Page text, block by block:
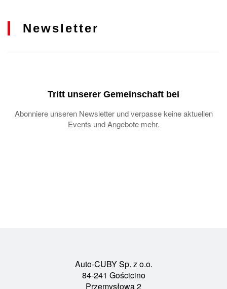
Newsletter
Tritt unserer Gemeinschaft bei
Abonniere unseren Newsletter und verpasse keine aktuellen
Events und Angebote mehr.
Auto-CUBY Sp. z o.o.
84-241 Gościcino
Przemysłowa 2